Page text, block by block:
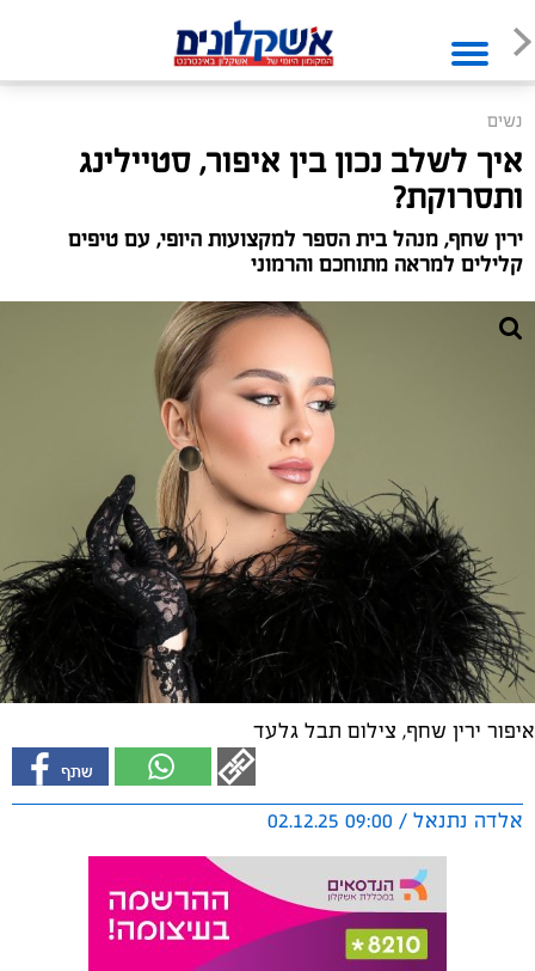
נשים
איך לשלב נכון בין איפור, סטיילינג
ותסרוקת?
ירין שחף, מנהל בית הספר למקצועות היופי, עם טיפים
קלילים למראה מתוחכם והרמוני
איפור ירין שחף, צילום תבל גלעד
אלדה נתנאל / 09:00 02.12.25